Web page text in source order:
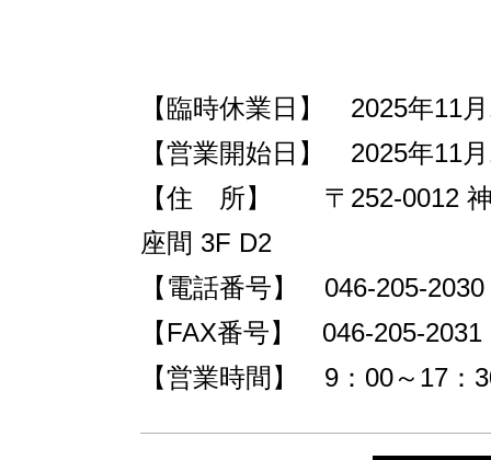
【臨時休業日】 2025年11
【営業開始日】 2025年11
【住 所】 〒252-0012 神
座間 3F D2
【電話番号】 046-205-2030
【FAX番号】 046-205-2031
【営業時間】 9：00～17：